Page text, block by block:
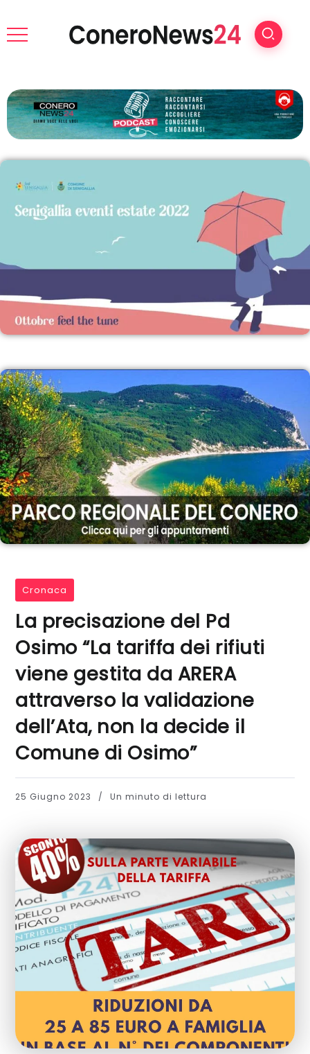
Cronaca
La precisazione del Pd
Osimo “La tariffa dei rifiuti
viene gestita da ARERA
attraverso la validazione
dell’Ata, non la decide il
Comune di Osimo”
25 Giugno 2023 Un minuto di lettura